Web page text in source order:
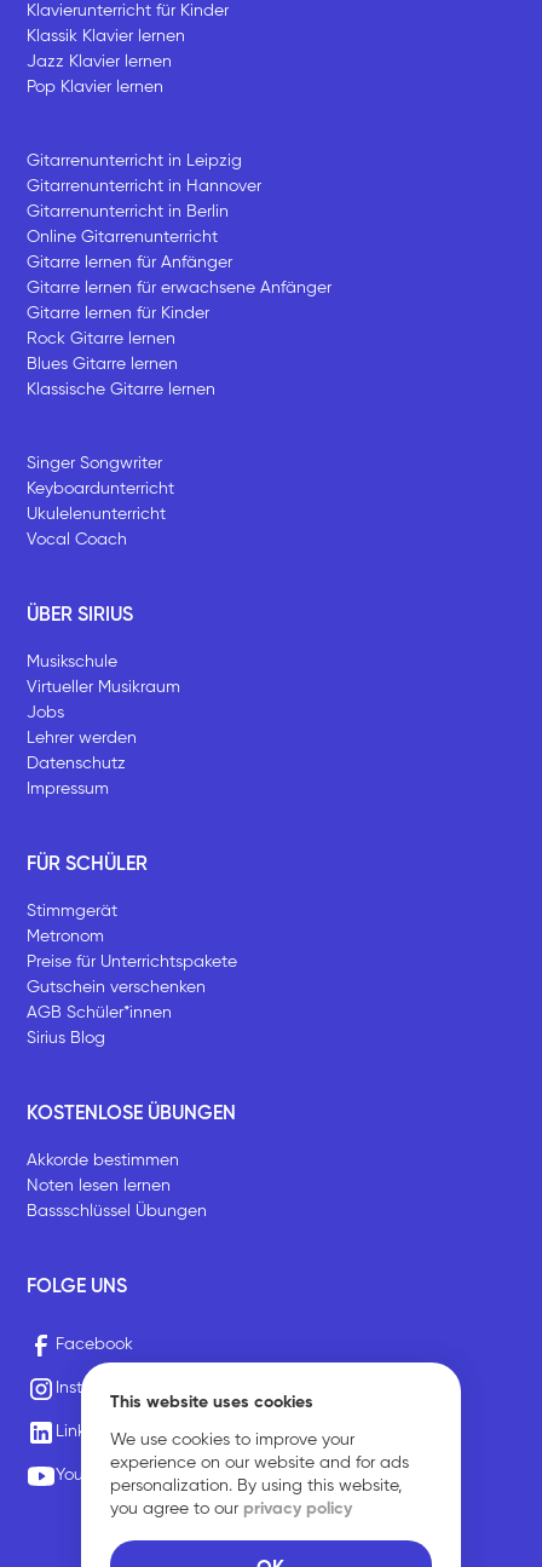
This website uses cookies
We use cookies to improve your
experience on our website and for ads
personalization. By using this website,
you agree to our privacy policy
Klavierunterricht für Kinder
Klassik Klavier lernen
Jazz Klavier lernen
Pop Klavier lernen
Gitarrenunterricht in Leipzig
Gitarrenunterricht in Hannover
Gitarrenunterricht in Berlin
Online Gitarrenunterricht
Gitarre lernen für Anfänger
Gitarre lernen für erwachsene Anfänger
Gitarre lernen für Kinder
Rock Gitarre lernen
Blues Gitarre lernen
Klassische Gitarre lernen
Singer Songwriter
Keyboardunterricht
Ukulelenunterricht
Vocal Coach
ÜBER SIRIUS
Musikschule
Virtueller Musikraum
Jobs
Lehrer werden
Datenschutz
Impressum
FÜR SCHÜLER
Stimmgerät
Metronom
Preise für Unterrichtspakete
Gutschein verschenken
AGB Schüler*innen
Sirius Blog
KOSTENLOSE ÜBUNGEN
Akkorde bestimmen
Noten lesen lernen
Bassschlüssel Übungen
FOLGE UNS
Facebook
Instagram
LinkedIn
Youtube